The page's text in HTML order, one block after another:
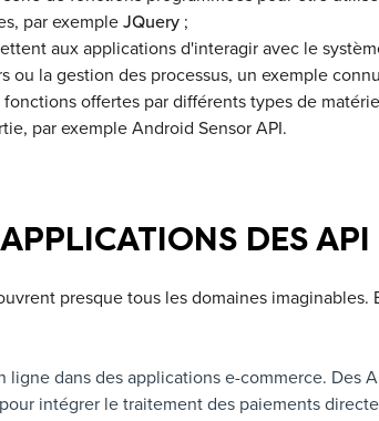
par exemple JQuery;
aux applications d'interagir avec le
ou la gestion des processus, un exemple
offertes par différents types de
par exemple Android Sensor API.
DES API
presque tous les domaines imaginables.
dans des applications e-commerce. Des
intégrer le traitement des paiements